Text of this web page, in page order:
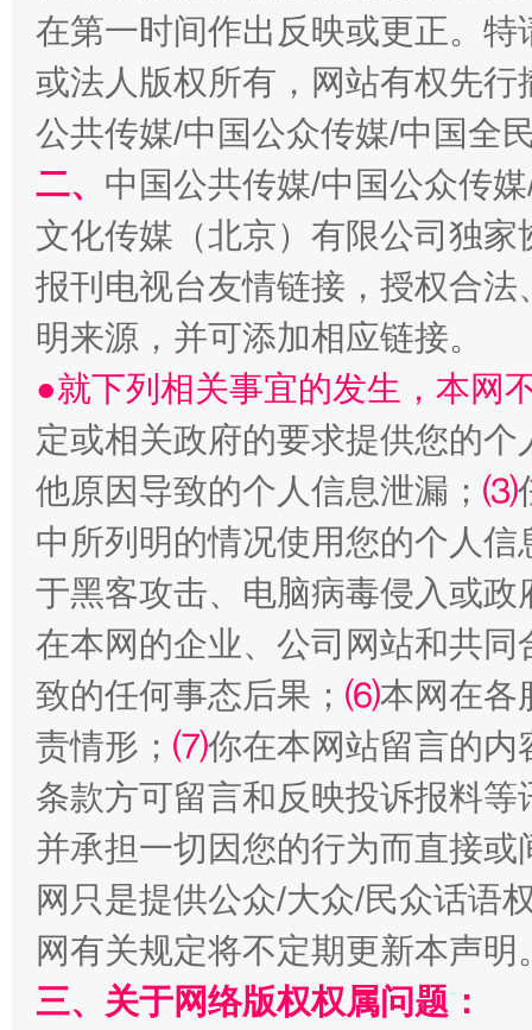
解纷+调解+退费，一次搞定
站台名比不上好声名
在第一时间作出反映或更正。
或法人版权所有，网站有权先
公共传媒/中国公众传媒/中国全
二、 中国公共传媒/中国公众传
文化传媒（北京）有限公司独
报刊电视台友情链接，授权合
明来源，并可添加相应链接。
●就下列相关事宜的发生，本网
定或相关政府的要求提供您的个
他原因导致的个人信息泄漏； ⑶
中所列明的情况使用您的个人
于黑客攻击、电脑病毒侵入或
在本网的企业、公司网站和共
致的任何事态后果； ⑹本网在各
责情形； ⑺你在本网站留言的内
条款方可留言和反映投诉报料
并承担一切因您的行为而直接
网只是提供公众/大众/民众话语
网有关规定将不定期更新本声明
三、关于网络版权权属问题：